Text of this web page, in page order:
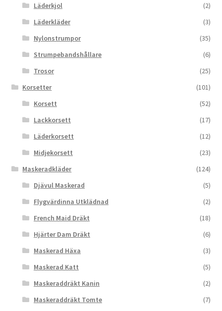
Läderkjol
(2)
Läderkläder
(3)
Nylonstrumpor
(35)
Strumpebandshållare
(6)
Trosor
(25)
Korsetter
(101)
Korsett
(52)
Lackkorsett
(17)
Läderkorsett
(12)
Midjekorsett
(23)
Maskeradkläder
(124)
Djävul Maskerad
(5)
Flygvärdinna Utklädnad
(2)
French Maid Dräkt
(18)
Hjärter Dam Dräkt
(6)
Maskerad Häxa
(3)
Maskerad Katt
(5)
Maskeraddräkt Kanin
(2)
Maskeraddräkt Tomte
(7)